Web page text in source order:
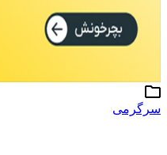
سرگرمی